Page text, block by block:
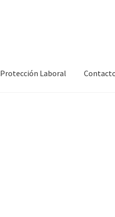
Protección Laboral